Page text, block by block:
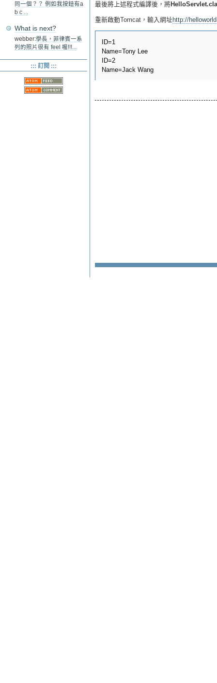
最後將上述程式編譯後，將
重新啟動Tomcat，輸入網址 http://
ID=1
Name=Tony Lee
ID=2
Name=Jack Wang
同一個？？ 例如我按鈕有a
b c ...
What is next?
webber:學長，菲律賓一系
列的照片很有 feel 喔!!!...
::: 訂閱 :::